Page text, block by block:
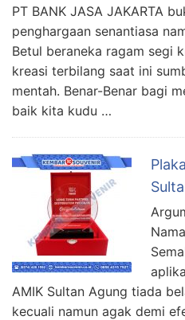
PT BANK JASA JAKARTA
penghargaan senantiasa
Betul beraneka ragam segi
kreasi terbilang saat ini
mentah. Benar-Benar bagi
baik kita kudu …
AMIK Sultan Agung tiada
kecuali namun agak demi